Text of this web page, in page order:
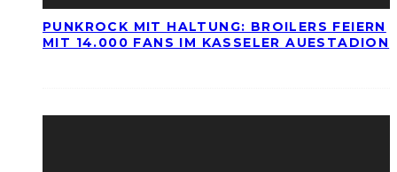
PUNKROCK MIT HALTUNG: BROILERS FEIERN
MIT 14.000 FANS IM KASSELER AUESTADION